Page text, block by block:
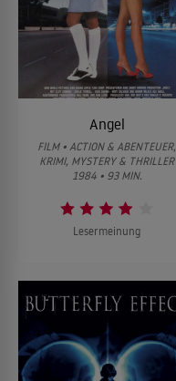
Angel
FILM • ACTION & ABENTEUER,
KRIMI, MYSTERY & THRILLER
1984 • 93 MIN.
Lesermeinung